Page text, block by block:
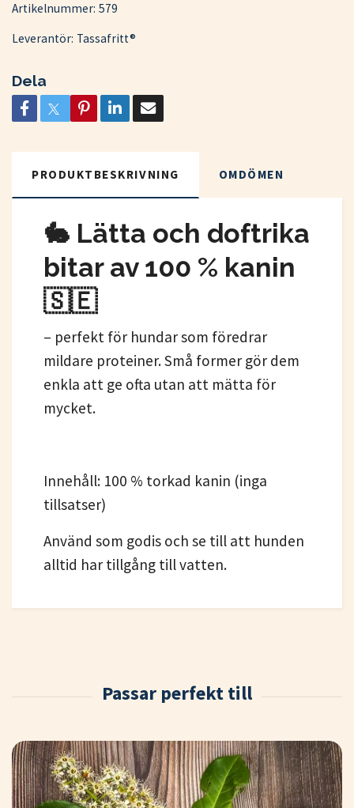
Artikelnummer: 579
Leverantör: Tassafritt®
Dela
PRODUKTBESKRIVNING OMDÖMEN
🐇 Lätta och doftrika
bitar av 100 % kanin
🇸🇪
– perfekt för hundar som föredrar
mildare proteiner. Små former gör dem
enkla att ge ofta utan att mätta för
mycket.
Innehåll: 100 % torkad kanin (inga
tillsatser)
Använd som godis och se till att hunden
alltid har tillgång till vatten.